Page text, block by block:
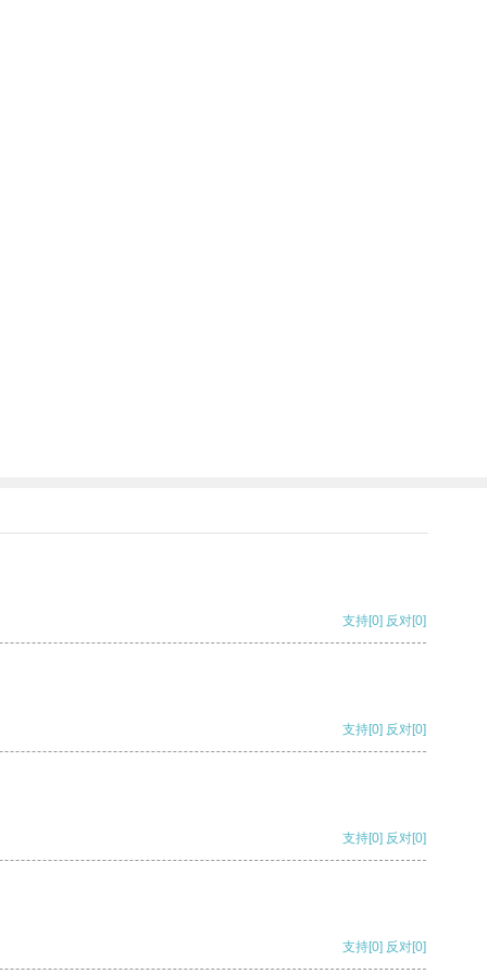
支持[0] 反对[0]
支持[0] 反对[0]
支持[0] 反对[0]
支持[0] 反对[0]